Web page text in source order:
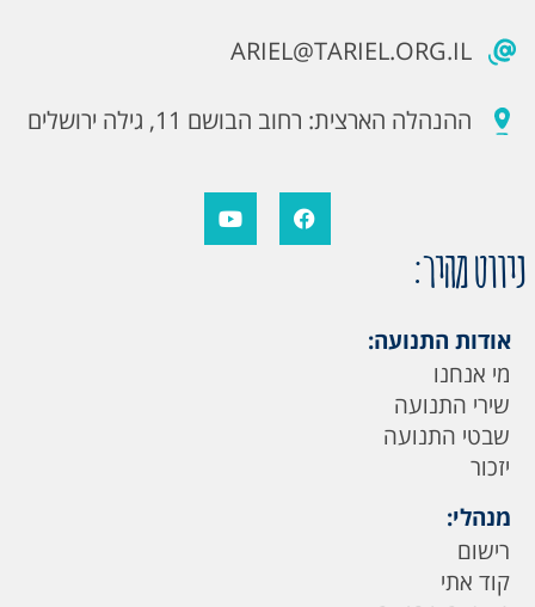
ARIEL@TARIEL.ORG.IL
ההנהלה הארצית: רחוב הבושם 11, גילה ירושלים
ניווט מהיר:
אודות התנועה:
מי אנחנו
שירי התנועה
שבטי התנועה
יזכור
מנהלי:
רישום
קוד אתי